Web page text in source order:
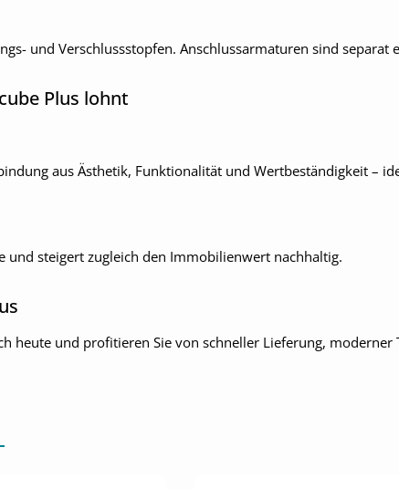
und Verschlussstopfen. Anschlussarmaturen sind separat
Plus lohnt
aus Ästhetik, Funktionalität und Wertbeständigkeit –
und steigert zugleich den Immobilienwert nachhaltig.
heute und profitieren Sie von schneller Lieferung, moderner